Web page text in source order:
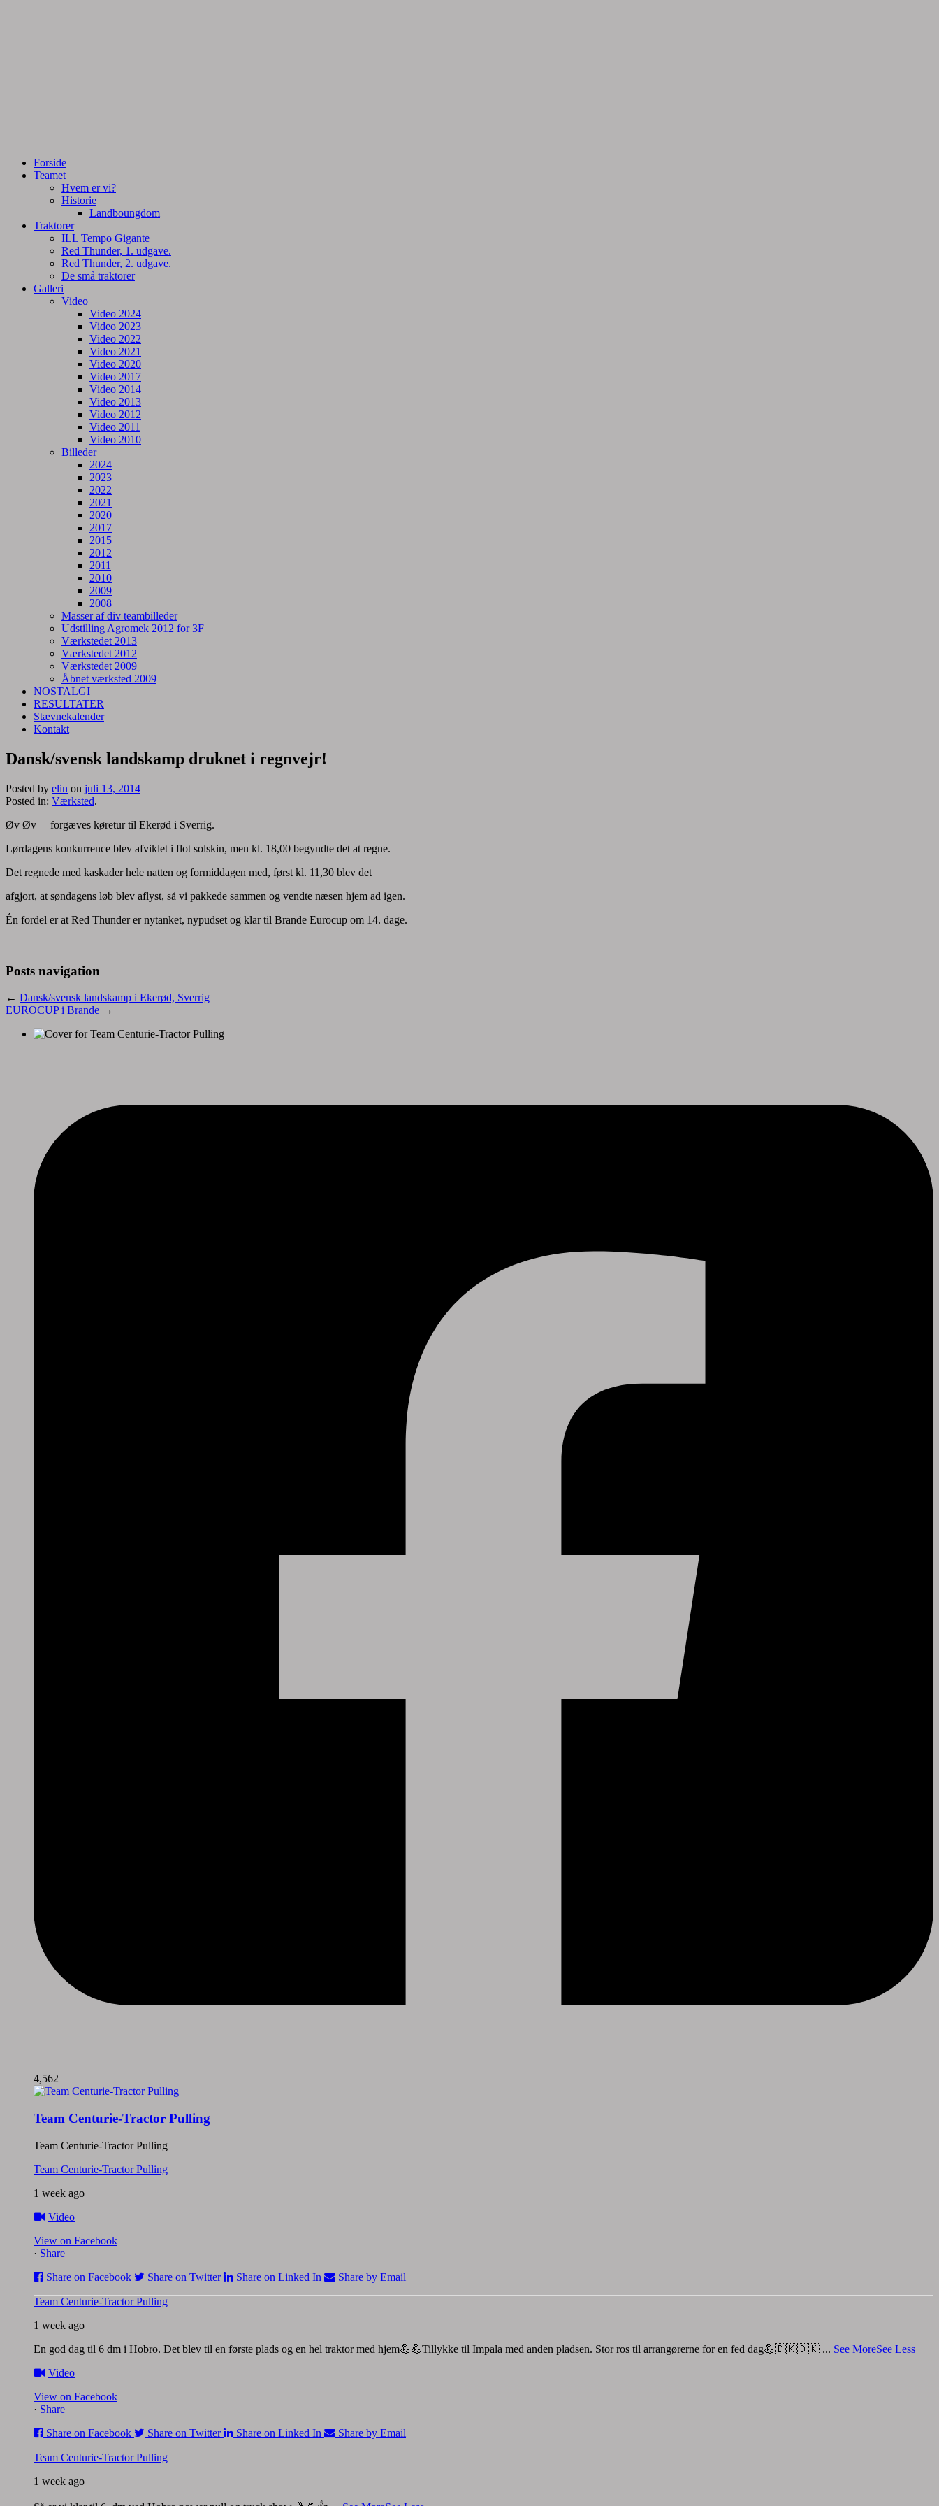
Forside
Teamet
Hvem er vi?
Historie
Landboungdom
Traktorer
ILL Tempo Gigante
Red Thunder, 1. udgave.
Red Thunder, 2. udgave.
De små traktorer
Galleri
Video
Video 2024
Video 2023
Video 2022
Video 2021
Video 2020
Video 2017
Video 2014
Video 2013
Video 2012
Video 2011
Video 2010
Billeder
2024
2023
2022
2021
2020
2017
2015
2012
2011
2010
2009
2008
Masser af div teambilleder
Udstilling Agromek 2012 for 3F
Værkstedet 2013
Værkstedet 2012
Værkstedet 2009
Åbnet værksted 2009
NOSTALGI
RESULTATER
Stævnekalender
Kontakt
Dansk/svensk landskamp druknet i regnvejr!
Posted by elin on juli 13, 2014
Posted in: Værksted.
Øv Øv— forgæves køretur til Ekerød i Sverrig.
Lørdagens konkurrence blev afviklet i flot solskin, men kl. 18,00 begyndte det at regne.
Det regnede med kaskader hele natten og formiddagen med, først kl. 11,30 blev det
afgjort, at søndagens løb blev aflyst, så vi pakkede sammen og vendte næsen hjem ad igen.
Én fordel er at Red Thunder er nytanket, nypudset og klar til Brande Eurocup om 14. dage.
Posts navigation
← Dansk/svensk landskamp i Ekerød, Sverrig
EUROCUP i Brande →
4,562
Team Centurie-Tractor Pulling
Team Centurie-Tractor Pulling
Team Centurie-Tractor Pulling
1 week ago
Video
View on Facebook
· Share
Share on Facebook
Share on Twitter Share on Linked In Share by Email
Team Centurie-Tractor Pulling
1 week ago
En god dag til 6 dm i Hobro. Det blev til en første plads og en hel traktor med hjem💪💪Tillykke til Impala med anden pladsen. Stor ros til arrangørerne for en fed dag💪🇩🇰🇩🇰 ... See MoreSee Less
Video
View on Facebook
· Share
Share on Facebook
Share on Twitter Share on Linked In Share by Email
Team Centurie-Tractor Pulling
1 week ago